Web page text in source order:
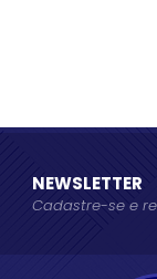
NEWSLETTER
Cadastre-se e